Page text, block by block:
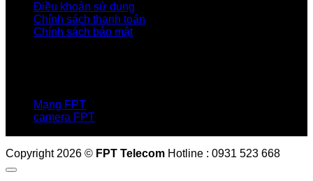
Điều khoản sử dụng
Chính sách thanh toán
Chính sách bảo mật
Mạng FPT
camera FPT
Copyright 2026 © FPT Telecom Hotline : 0931 523 668